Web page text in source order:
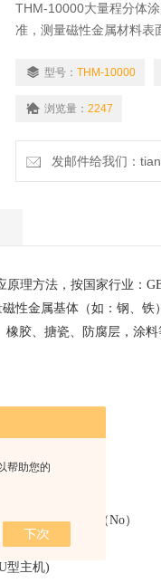
帮助您的
THM-10000大量程分体
准，测量磁性金属材料表
（如：油漆、电泳、粉
型号： THM-10000
浏览量： 2247
发邮件给我们：
原理方法，按国家行业：
性金属基体（如：钢、铁
胶、搪瓷、防腐层，涂料
结构紧密
高
）测量方式
）、测量次数（No）
查看保存数据
型主机)